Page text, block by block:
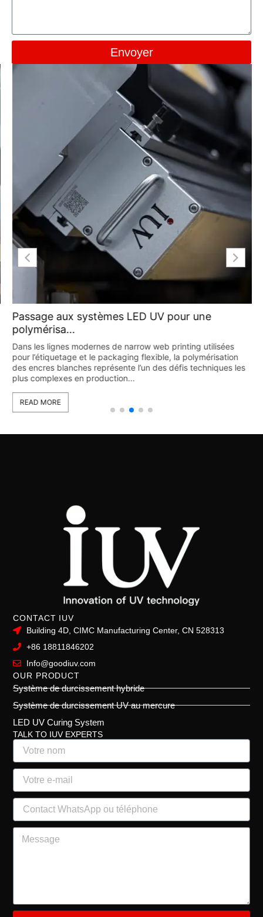
Envoyer
Passage aux systèmes LED UV pour une
polymérisa...
Dans les lignes modernes de narrow web printing utilisées
pour l’étiquetage et le packaging flexible, la polymérisation
des encres blanches représente l’un des défis techniques les
plus complexes en production...
READ MORE
CONTACT IUV
Building 4D, CIMC Manufacturing Center, CN 528313
+86 18811846202
Info@goodiuv.com
OUR PRODUCT
Système de durcissement hybride
Système de durcissement UV au mercure
LED UV Curing System
TALK TO IUV EXPERTS